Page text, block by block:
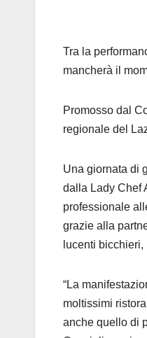
Tra la
mancherà il
Promosso dal
regionale del
Una giornata di
dalla Lady Chef
professionale
grazie alla
lucenti
“La
moltissimi
anche quello di